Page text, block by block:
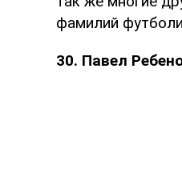
фамилий
30. Павел